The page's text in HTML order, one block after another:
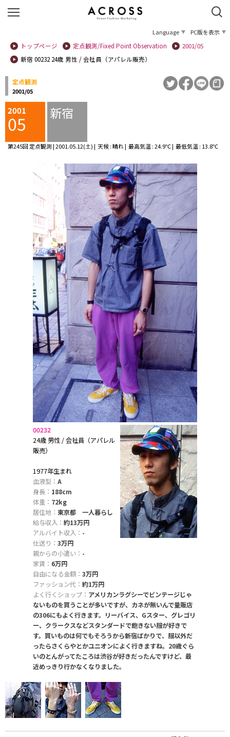
Language
PC版を表示
トップページ
定点観測/Fixed Point Observation
2001/05
新宿 00232 24歳 男性 / 会社員（アパレル販売）
定点観測
2001/05
2001
05 新宿
第245回 定点観測 | 2001.05.12(土) | 天候 : 晴れ | 最高気温 : 24.9℃ | 最低気温 : 13.8℃
00232
24歳 男性 / 会社員（アパレル
販売）
1977年生まれ
血液型： A
身長： 188cm
体重： 72kg
居住地： 東京都 一人暮らし
給与収入： 約13万円
アルバイト収入： -
仕送り： 3万円
親からの小遣い： -
家賃： 6万円
自由になる金額： 3万円
ファッション代： 約1万円
よく行くショップ： アメリカンラグシーでビンテージじゃ
ないものを買うことが多いですが、カネが無いんで量販店
の306にもよく行きます。リーバイス、Gスター、グレゴリ
ー、クラークスなどスタンダードで飽きない服が好きで
す。買いものは何でもそろうから新宿ばかりで、服以外だ
ったらさくらやとかユニオンによく行きますね。20歳ぐら
いのとんがってたころは渋谷が好きだったんですけど、最
近めっきり行かなくなりました。